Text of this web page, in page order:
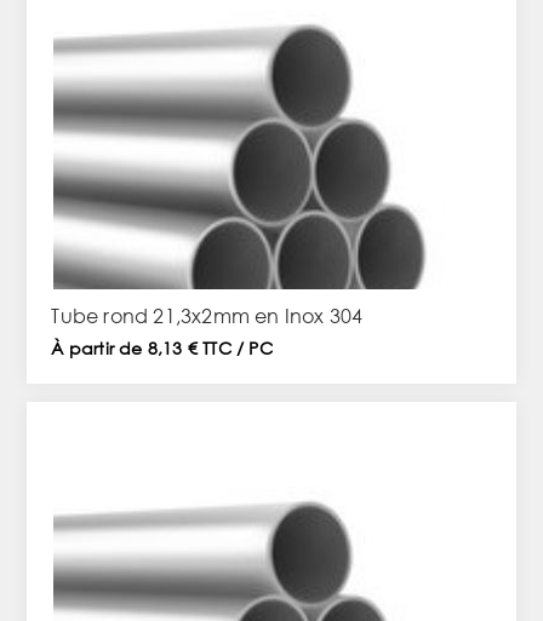
Tube rond 21,3x2mm en Inox 304
À partir de 8,13 € TTC / PC